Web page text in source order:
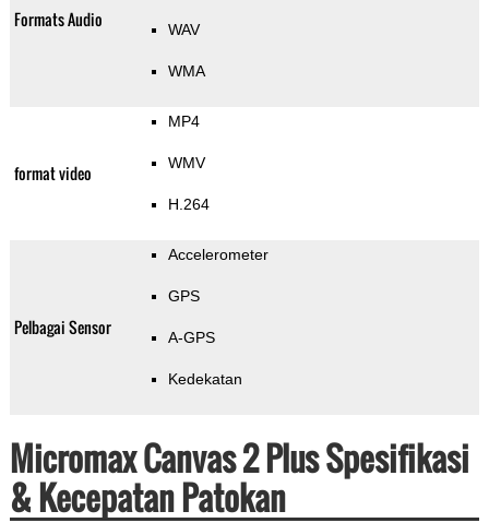
Formats Audio WAV
WMA
format video
MP4
WMV
H.264
Pelbagai Sensor
Accelerometer
GPS
A-GPS
Kedekatan
Micromax Canvas 2 Plus Spesifikasi
& Kecepatan Patokan